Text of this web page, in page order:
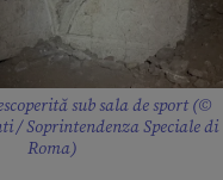
sub sala de sport (©
/ Soprintendenza Speciale di
Roma)